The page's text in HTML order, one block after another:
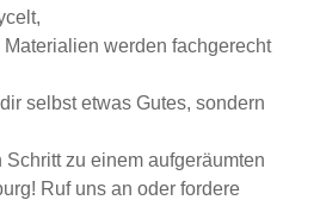
werden fachgerecht
selbst etwas Gutes, sondern
zu einem aufgeräumten
Ruf uns an oder fordere